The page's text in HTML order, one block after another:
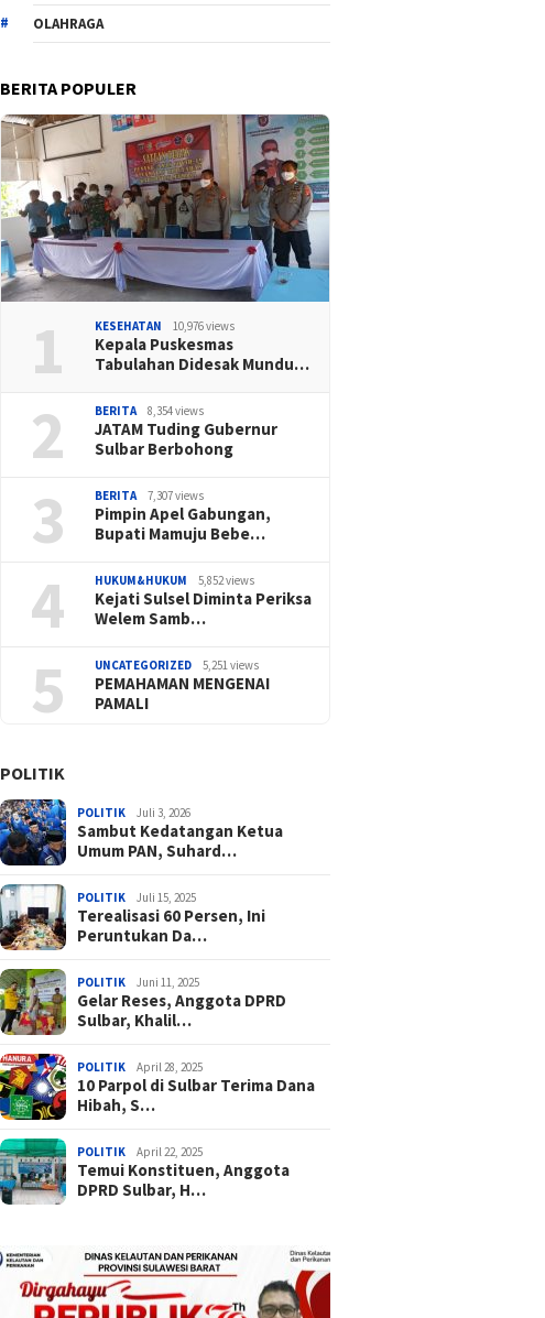
OLAHRAGA
BERITA POPULER
1 KESEHATAN 10,976 views
Kepala Puskesmas
Tabulahan Didesak Mundu…
2 BERITA 8,354 views
JATAM Tuding Gubernur
Sulbar Berbohong
3 BERITA 7,307 views
Pimpin Apel Gabungan,
Bupati Mamuju Bebe…
4 HUKUM&HUKUM 5,852 views
Kejati Sulsel Diminta Periksa
Welem Samb…
5 UNCATEGORIZED 5,251 views
PEMAHAMAN MENGENAI
PAMALI
POLITIK
POLITIK Juli 3, 2026
Sambut Kedatangan Ketua
Umum PAN, Suhard…
POLITIK Juli 15, 2025
Terealisasi 60 Persen, Ini
Peruntukan Da…
POLITIK Juni 11, 2025
Gelar Reses, Anggota DPRD
Sulbar, Khalil…
POLITIK April 28, 2025
10 Parpol di Sulbar Terima Dana
Hibah, S…
POLITIK April 22, 2025
Temui Konstituen, Anggota
DPRD Sulbar, H…